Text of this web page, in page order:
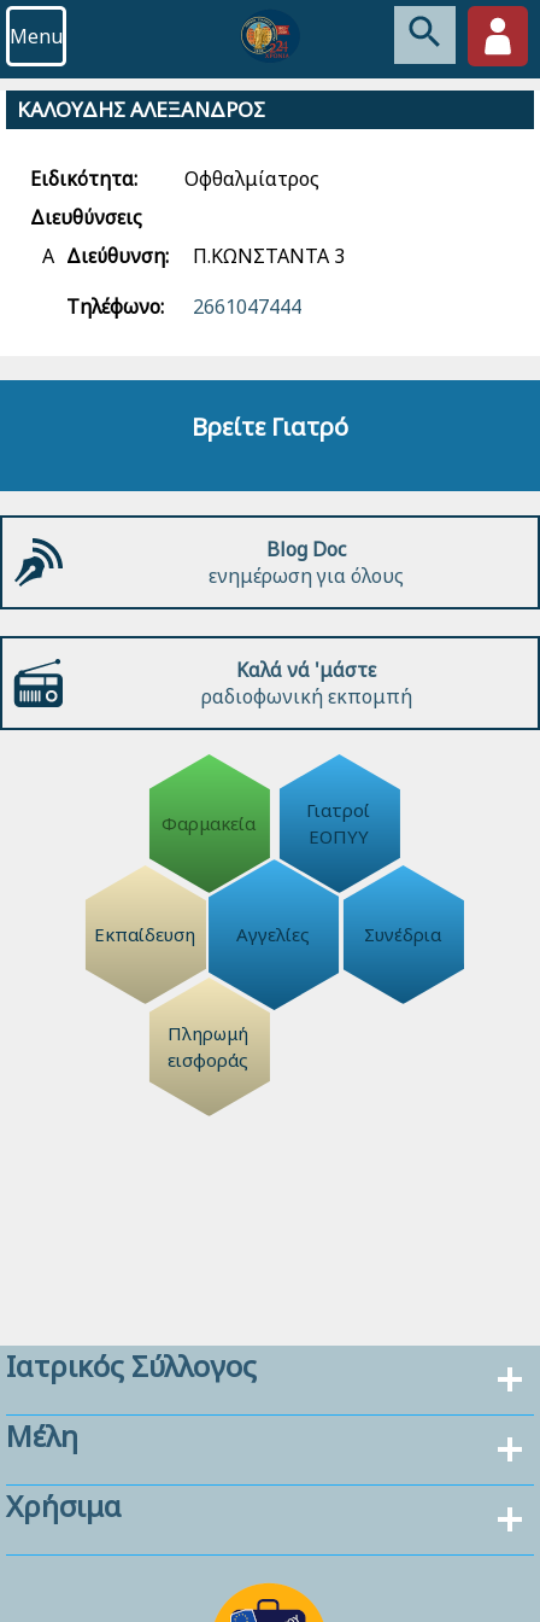
Menu
ΚΑΛΟΥΔΗΣ ΑΛΕΞΑΝΔΡΟΣ
Ειδικότητα:
Οφθαλμίατρος
Διευθύνσεις
Α Διεύθυνση:
Π.ΚΩΝΣΤΑΝΤΑ 3
Τηλέφωνο:
2661047444
Βρείτε Γιατρό
Blog Doc
ενημέρωση για όλους
Καλά νά 'μάστε
ραδιοφωνική εκπομπή
Φαρμακεία
Γιατροί
ΕΟΠΥΥ
Εκπαίδευση Αγγελίες Συνέδρια
Πληρωμή
εισφοράς
Ιατρικός Σύλλογος
Μέλη
Χρήσιμα